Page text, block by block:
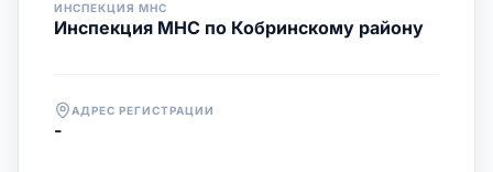
ИНСПЕКЦИЯ МНС
Инспекция МНС по Кобринскому району
АДРЕС РЕГИСТРАЦИИ
-